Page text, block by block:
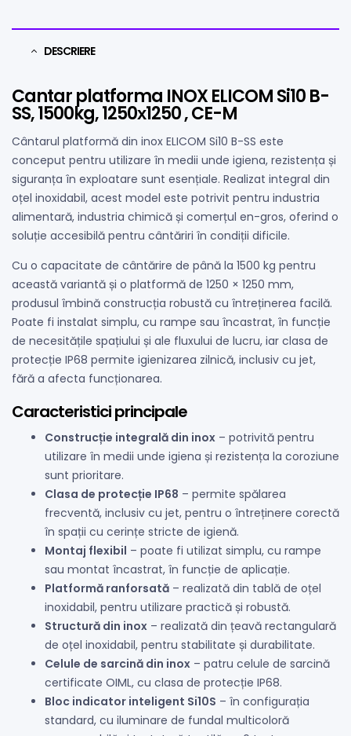
DESCRIERE
Cantar platforma INOX ELICOM Si10 B-
SS, 1500kg, 1250х1250 , CE-M
Cântarul platformă din inox ELICOM Si10 B-SS este
conceput pentru utilizare în medii unde igiena, rezistența și
siguranța în exploatare sunt esențiale. Realizat integral din
oțel inoxidabil, acest model este potrivit pentru industria
alimentară, industria chimică și comerțul en-gros, oferind o
soluție accesibilă pentru cântăriri în condiții dificile.
Cu o capacitate de cântărire de până la 1500 kg pentru
această variantă și o platformă de 1250 × 1250 mm,
produsul îmbină construcția robustă cu întreținerea facilă.
Poate fi instalat simplu, cu rampe sau încastrat, în funcție
de necesitățile spațiului și ale fluxului de lucru, iar clasa de
protecție IP68 permite igienizarea zilnică, inclusiv cu jet,
fără a afecta funcționarea.
Caracteristici principale
Construcție integrală din inox – potrivită pentru
utilizare în medii unde igiena și rezistența la coroziune
sunt prioritare.
Clasa de protecție IP68 – permite spălarea
frecventă, inclusiv cu jet, pentru o întreținere corectă
în spații cu cerințe stricte de igienă.
Montaj flexibil – poate fi utilizat simplu, cu rampe
sau montat încastrat, în funcție de aplicație.
Platformă ranforsată – realizată din tablă de oțel
inoxidabil, pentru utilizare practică și robustă.
Structură din inox – realizată din țeavă rectangulară
de oțel inoxidabil, pentru stabilitate și durabilitate.
Celule de sarcină din inox – patru celule de sarcină
certificate OIML, cu clasa de protecție IP68.
Bloc indicator inteligent Si10S – în configurația
standard, cu iluminare de fundal multicoloră